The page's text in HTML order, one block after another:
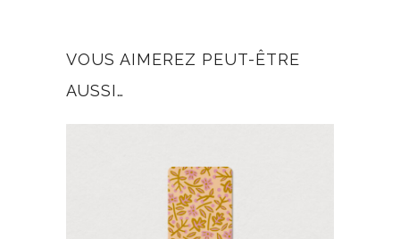
VOUS AIMEREZ PEUT-ÊTRE
AUSSI…